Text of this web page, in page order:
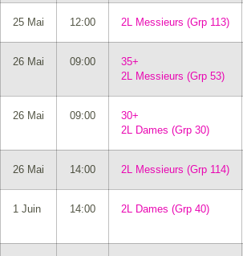
25 Mai 12:00 2L Messieurs (Grp 113)
26 Mai 09:00
35+
2L Messieurs (Grp 53)
26 Mai 09:00
30+
2L Dames (Grp 30)
26 Mai 14:00 2L Messieurs (Grp 114)
1 Juin 14:00 2L Dames (Grp 40)